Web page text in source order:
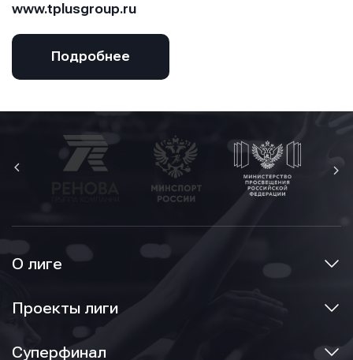
www.tplusgroup.ru
Подробнее
О лиге
Проекты лиги
Суперфинал